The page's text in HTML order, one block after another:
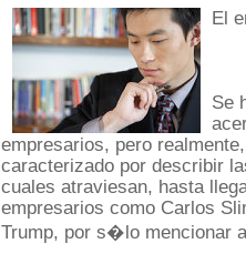
El
Se
empresarios, pero
caracterizado por describir
cuales atraviesan, hasta
empresarios como Carlos
Trump, por s�lo mencionar